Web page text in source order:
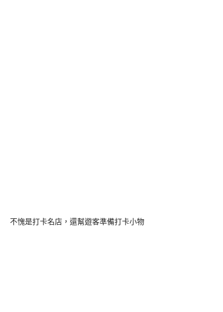
不愧是打卡名店，還幫遊客準備打卡小物